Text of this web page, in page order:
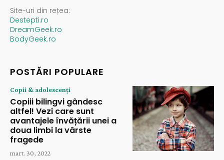
Site-uri din rețea:
Destepti.ro
DreamGeek.ro
BodyGeek.ro
POSTĂRI POPULARE
Copii & adolescenți
Copiii bilingvi gândesc
altfel! Vezi care sunt
avantajele învățării unei a
doua limbi la vârste
fragede
mart. 30, 2022